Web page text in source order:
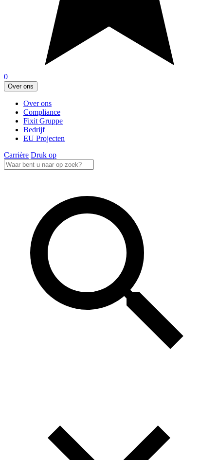
0
Over ons
Over ons
Compliance
Fixit Gruppe
Bedrijf
EU Projecten
Carrière Druk op